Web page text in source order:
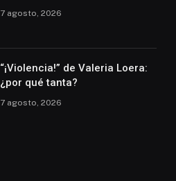
7 agosto, 2026
“¡Violencia!” de Valeria Loera:
¿por qué tanta?
7 agosto, 2026